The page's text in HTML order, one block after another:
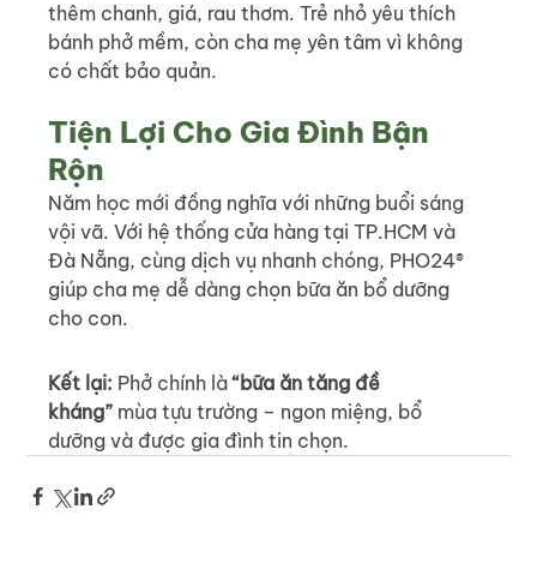
thêm chanh, giá, rau thơm. Trẻ nhỏ yêu thích
bánh phở mềm, còn cha mẹ yên tâm vì không
có chất bảo quản.
Tiện Lợi Cho Gia Đình Bận
Rộn
Năm học mới đồng nghĩa với những buổi sáng
vội vã. Với hệ thống cửa hàng tại TP.HCM và
Đà Nẵng, cùng dịch vụ nhanh chóng, PHO24®
giúp cha mẹ dễ dàng chọn bữa ăn bổ dưỡng
cho con.
Kết lại: Phở chính là “bữa ăn tăng đề
kháng” mùa tựu trường – ngon miệng, bổ
dưỡng và được gia đình tin chọn.